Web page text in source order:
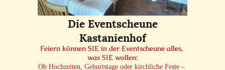
Die Eventscheune
Kastanienhof
Feiern können SIE in der Eventscheune alles,
was SIE wollen:
Ob Hochzeiten, Geburtstage oder kirchliche Feste –